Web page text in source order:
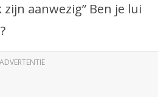
aanwezig” Ben je lui
ADVERTENTIE